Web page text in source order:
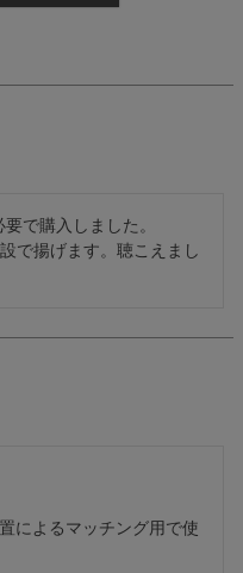
で購入しました。
で揚げます。聴こえまし
によるマッチング用で使